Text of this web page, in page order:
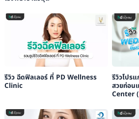
รีวิว ฉีดฟิลเลอร์ ที่ PD Wellness
Clinic
รีวิวโปร
สวยก่อน
Center